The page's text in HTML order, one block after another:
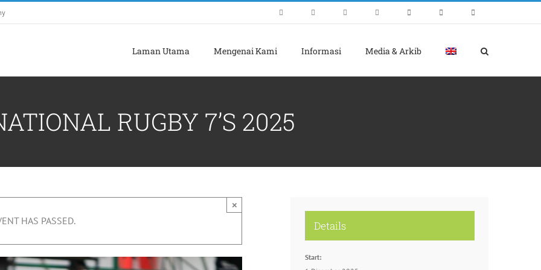
Laman Utama Mengenai Kami Informasi Media & Arkib
RUGBY 7’S 2025
HAS PASSED.
×
Details
Start: